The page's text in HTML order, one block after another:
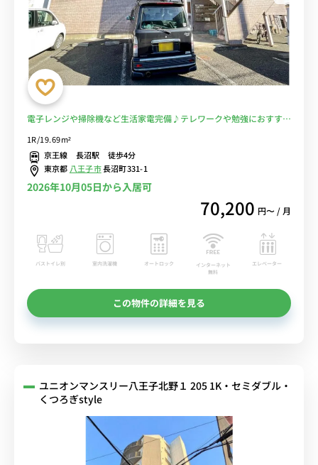
電子レンジや掃除機など生活家電完備♪テレワークや勉強におすすめ
でダイレクトアクセス■選べるWi-Fi格安レンタル中！
1R/19.69m²
京王線 長沼駅 徒歩4分
東京都 八王子市長沼町331-1
2026年10月05日から入居可
70,200 円〜 / 月
バストイレ別 室内洗濯機 オートロック
インターネット
無料
エレベーター
この物件の詳細を見る
ユニオンマンスリー八王子北野１ 205 1K・セミダブル・
くつろぎstyle